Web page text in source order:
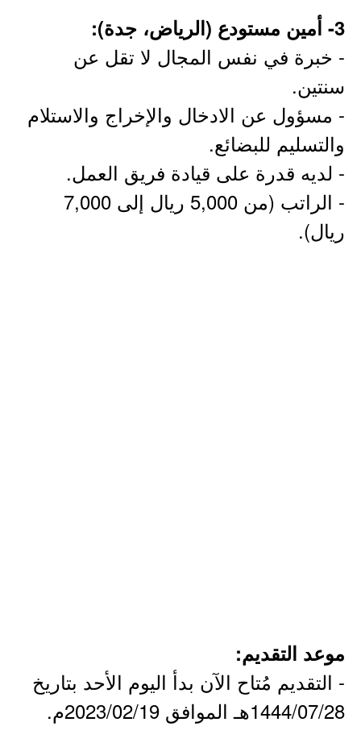
3- أمين مستودع (الرياض، جدة):
- خبرة في نفس المجال لا تقل عن
سنتين.
- مسؤول عن الادخال والإخراج والاستلام
والتسليم للبضائع.
- لديه قدرة على قيادة فريق العمل.
- الراتب (من 5,000 ريال إلى 7,000
ريال).
موعد التقديم:
- التقديم مُتاح الآن بدأ اليوم الأحد بتاريخ
1444/07/28هـ الموافق 2023/02/19م.